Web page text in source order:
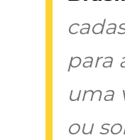
para
uma
ou